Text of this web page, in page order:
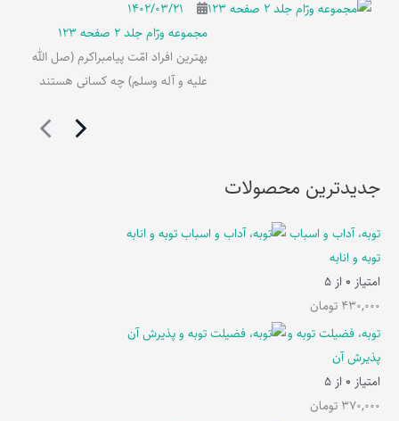
۱۴۰۲/۰۳/۲۱
مجموعه ورّام جلد 2 صفحه 123
بهترین افراد امّت پیامبراکرم (صل الله
علیه و آله وسلم) چه کسانی هستند
جدیدترین محصولات
توبه، آداب و اسباب
توبه و انابه
امتیاز 0 از 5
430,000 تومان
توبه، فضیلت توبه و
پذیرش آن
امتیاز 0 از 5
370,000 تومان